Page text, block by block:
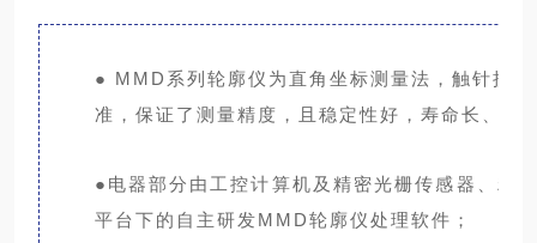
● MMD系列轮廓仪为直角坐标测量法，触针接
准，保证了测量精度，且稳定性好，寿命长、直
●电器部分由工控计算机及精密光栅传感器、精
平台下的自主研发MMD轮廓仪处理软件；